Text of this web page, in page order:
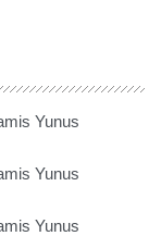
Yunus
Yunus
Yunus